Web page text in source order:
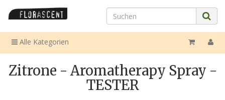
Alle Kategorien
Zitrone - Aromatherapy Spray -
TESTER